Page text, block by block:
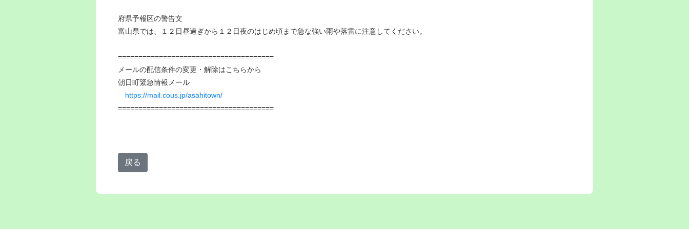
府県予報区の警告文
富山県では、１２日昼過ぎから１２日夜のはじめ頃まで急な強い雨や落雷に注意してください。
======================================
メールの配信条件の変更・解除はこちらから
朝日町緊急情報メール
https://mail.cous.jp/asahitown/
======================================
戻る